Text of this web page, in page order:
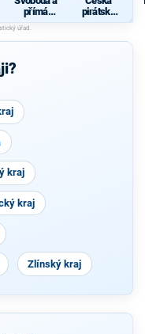
přímá
demokraci
e (SPD)
pirátská
strana
kraj
kraj
Zlínský kraj